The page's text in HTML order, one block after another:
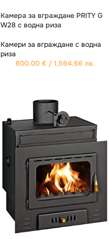
Камера за вграждане PRITY G
W28 с водна риза
Камери за вграждане с водна
риза
800.00 € / 1,564.66 лв.